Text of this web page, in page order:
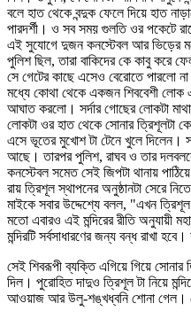
বলে হাত থেকে বন্দুক ফেলে দিয়ে হাত
পারদর্শী। ও সব সময় গুলতি ওর পকেটে
এই সুযোগে দুজন কনস্টেবল আর ভিড়ের
পুলিশ ছিল, তারা বাকিদের কে কাবু করে
সে গেটের কাছে এসেও বেরোতে পারলো
মধ্যে কোথা থেকে একজন শিববেশী লোক
আঘাত করলো। সর্দার গোছের লোকটা
লোকটা ওর হাত থেকে সোনার ত্রিশূলটা
এসে ভূতের মুখোশ টা টেনে খুলে দিলেন।
আছে। তারপর পুলিশ, রাঘব ও তার
কনস্টেবল সমেত সেই জিপটা থানায়
রায় ত্রিশূল স্থাপনের অনুষ্ঠানটা সেরে
মাইকে সবার উদ্দেশ্যে বলল, "এখন
মতো এবারও এই মন্দিরের রীতি অনুযায়ী
মন্দিরটি সর্বসাধারণের জন্য বন্ধ রাখা
সেই শিবরূপী ব্যক্তি এগিয়ে গিয়ে সোনার
দিল। পুরোহিত দাদুও ত্রিশূল টা নিয়ে
আওয়াজ আর উলু-শঙ্খধ্বনি শোনা গেল।